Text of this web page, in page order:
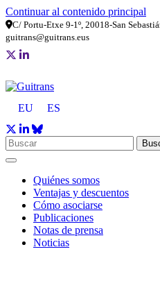
Continuar al contenido principal
C/ Portu-Etxe 9-1º, 20018-San
guitrans@guitrans.eus
EU ES
Quiénes somos
Ventajas y descuentos
Cómo asociarse
Publicaciones
Notas de prensa
Noticias